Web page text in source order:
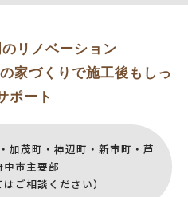
リノベーション
家づくりで施工後もしっ
ポート
加茂町・神辺町・新市町・芦
中市主要部
ご相談ください）